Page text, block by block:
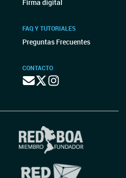
Firma digital
FAQ Y TUTORIALES
Preguntas Frecuentes
CONTACTO